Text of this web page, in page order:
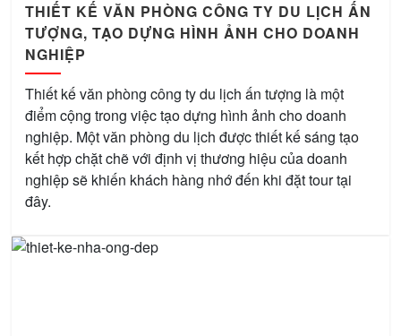
THIẾT KẾ VĂN PHÒNG CÔNG TY DU LỊCH ẤN
TƯỢNG, TẠO DỰNG HÌNH ẢNH CHO DOANH
NGHIỆP
Thiết kế văn phòng công ty du lịch ấn tượng là một
điểm cộng trong việc tạo dựng hình ảnh cho doanh
nghiệp. Một văn phòng du lịch được thiết kế sáng tạo
kết hợp chặt chẽ với định vị thương hiệu của doanh
nghiệp sẽ khiến khách hàng nhớ đến khi đặt tour tại
đây.